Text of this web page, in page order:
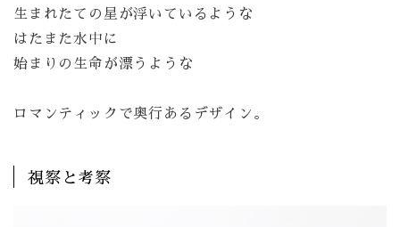
生まれたての星が浮いているような
はたまた水中に
始まりの生命が漂うような
ロマンティックで奥行あるデザイン。
視察と考察